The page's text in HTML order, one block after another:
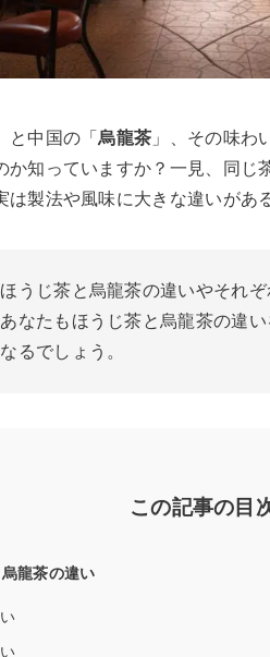
」と中国の「烏龍茶 」、その味わ
か知っていますか？一見、同じ
は製法や風味に大きな違いがあ
うじ茶と烏龍茶の違いやそれ
なたもほうじ茶と烏龍茶の違
るでしょう。
この記事の目
龍茶の違い